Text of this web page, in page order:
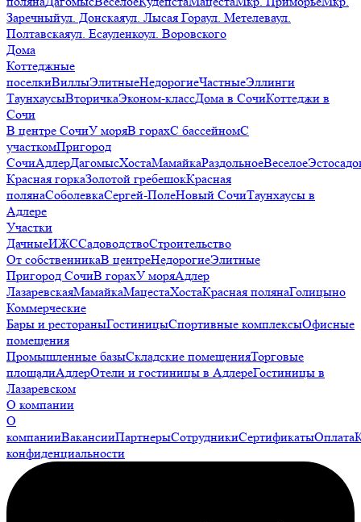
Заречныйул. Донскаяул. Лысая Гораул. Метелеваул.
Полтавскаяул. Есауленкоул. Воровского
Дома
Коттеджные
поселкиВиллыЭлитныеНедорогиеЧастныеЭллинги
ТаунхаусыВторичкаЭконом-классДома в СочиКоттеджи в
Сочи
В центре СочиУ моряВ горахС бассейномС
участкомПригород
СочиАдлерДагомысХостаМамайкаРаздольноеВеселое
Красная горкаЗолотой гребешокКрасная
полянаСоболевкаСергей-ПолеНовый СочиТаунхаусы в
Адлере
Участки
ДачныеИЖССадоводствоСтроительство
От собственникаВ центреНедорогиеЭлитные
Пригород СочиВ горахУ моряАдлер
ЛазаревскаяМамайкаМацестаХостаКрасная полянаГолицыно
Коммерческие
Бары и рестораныГостиницыСпортивные комплексыОфисные
помещения
Промышленные базыСкладские помещенияТорговые
площадиАдлерОтели и гостиницы в АдлереГостиницы в
Лазаревском
О компании
О
компанииВакансииПартнерыСотрудникиСертификатыОплата
конфиденциальности